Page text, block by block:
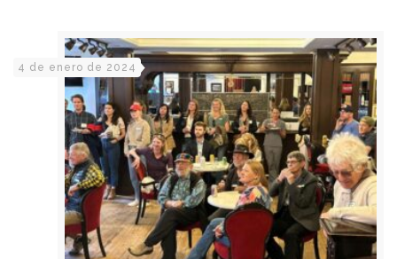
4 de enero de 2024